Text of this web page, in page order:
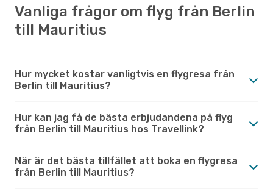
Vanliga frågor om flyg från Berlin
till Mauritius
Hur mycket kostar vanligtvis en flygresa från
Berlin till Mauritius?
Hur kan jag få de bästa erbjudandena på flyg
från Berlin till Mauritius hos Travellink?
När är det bästa tillfället att boka en flygresa
från Berlin till Mauritius?